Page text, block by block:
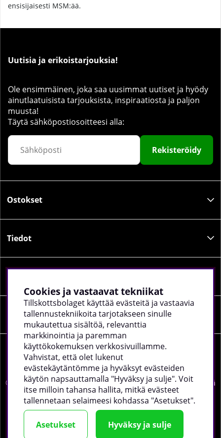
ensisijaisesti MSM:ää.
Uutisia ja erikoistarjouksia!
Ole ensimmäinen, joka saa uusimmat uutiset ja hyödy
ainutlaatuisista tarjouksista, inspiraatiosta ja paljon
muusta!
Täytä sähköpostiosoitteesi alla:
Rekisteröidy
Ostokset
Tiedot
Yrityksen tiedot
© 2026 tillskottsbolaget.fi. Käytämme evästeitä -lue lisää
täältä.
Cookies ja vastaavat tekniikat
Tillskottsbolaget käyttää evästeitä ja vastaavia
tallennustekniikoita tarjotakseen sinulle
mukautettua sisältöä, relevanttia
markkinointia ja paremman
käyttökokemuksen verkkosivuillamme.
Vahvistat, että olet lukenut
evästekäytäntömme ja hyväksyt evästeiden
käytön napsauttamalla "Hyväksy ja sulje". Voit
itse milloin tahansa hallita, mitkä evästeet
tallennetaan selaimeesi kohdassa "Asetukset".
Asetukset Hyväksy ja sulje